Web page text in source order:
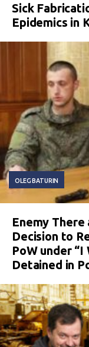
Sick
Epidemics in
OLEG BATURIN
Enemy
Decision to
PoW under
Detained in